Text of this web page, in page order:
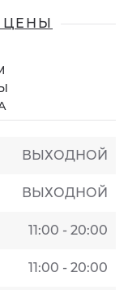
ЦЕНЫ
ВЫХОДНОЙ
ВЫХОДНОЙ
11:00 - 20:00
11:00 - 20:00